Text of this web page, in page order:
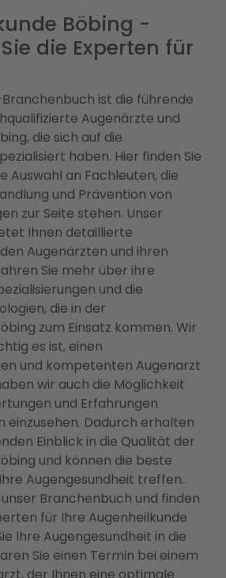
Böbing -
die Experten für
ist die führende
Augenärzte und
die sich auf die
haben. Hier finden Sie
Auswahl an Fachleuten, die
und Prävention von
zur Seite stehen. Unser
Ihnen detaillierte
Augenärzten und ihren
Sie mehr über ihre
und die
die in der
zum Einsatz kommen. Wir
es ist, einen
und kompetenten Augenarzt
wir auch die Möglichkeit
und Erfahrungen
einzusehen. Dadurch erhalten
Einblick in die Qualität der
und können die beste
Augengesundheit treffen.
Branchenbuch und finden
für Ihre Augenheilkunde
Ihre Augengesundheit in die
Sie einen Termin bei einem